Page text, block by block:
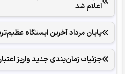
اعلام شد
پایان مرداد آخرین ایستگاه
جزئیات زمان‌بندی جدید واریز